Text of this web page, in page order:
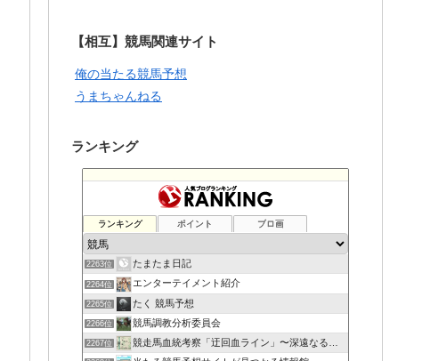
【相互】競馬関連サイト
俺の当たる競馬予想
うまちゃんねる
ランキング
ランキング ポイント ブロ画
2263位 たまたま日記
2264位 エンターテイメント紹介
2265位 たく 競馬予想
2266位 競馬調教分析委員会
2267位 競走馬血統考察「迂回血ライン」〜深遠なる血の連鎖〜